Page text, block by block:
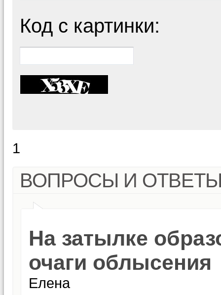
Код с картинки:
1
ВОПРОСЫ И
На затылке
очаги облысения
Елена